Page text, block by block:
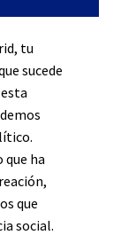
tu
sucede
ha
que
social.